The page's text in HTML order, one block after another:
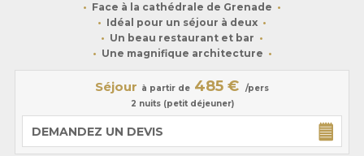
Face à la cathédrale de Grenade
Idéal pour un séjour à deux
Un beau restaurant et bar
Une magnifique architecture
Séjour à partir de 485 €
/pers
2 nuits (petit déjeuner)
DEMANDEZ UN DEVIS